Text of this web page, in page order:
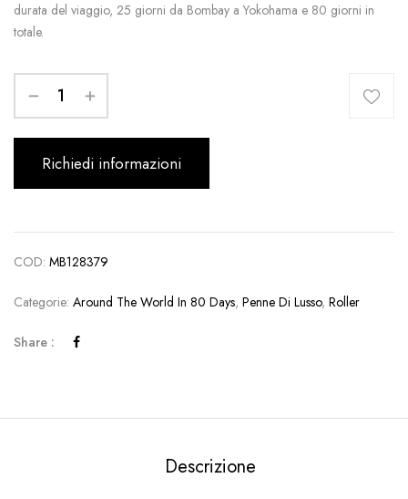
durata del viaggio, 25 giorni da Bombay a Yokohama e 80 giorni in
totale.
Richiedi informazioni
COD: MB128379
Categorie: Around The World In 80 Days, Penne Di Lusso, Roller
Share :
Descrizione